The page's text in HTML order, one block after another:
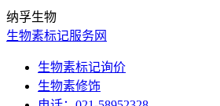
纳孚生物
生物素标记服务网
生物素标记询价
生物素修饰